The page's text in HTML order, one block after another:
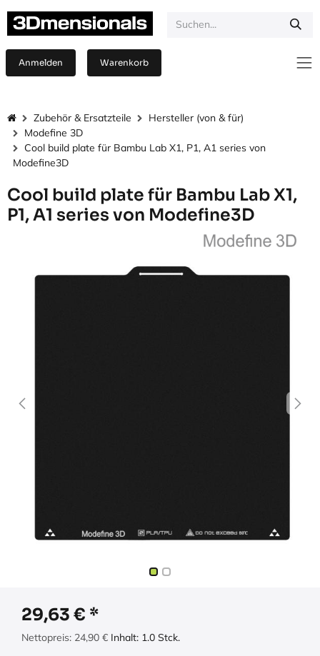
Anmelden Warenkorb
Zubehör & Ersatzteile
Hersteller (von & für)
Modefine 3D
Cool build plate für Bambu Lab X1, P1, A1 series von
Modefine3D
Cool build plate für Bambu Lab X1,
P1, A1 series von Modefine3D
29,63 €
Nettopreis: 24,90 € Inhalt: 1.0 Stck.